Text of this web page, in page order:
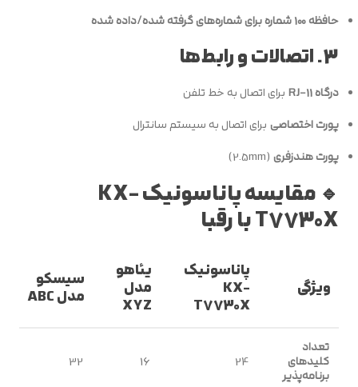
حافظه 100 شماره برای شماره‌های گرفته شده/داده شده
3. اتصالات و رابط‌ها
درگاه RJ-11
برای اتصال به خط تلفن
پورت اختصاصی برای اتصال به سیستم سانترال
پورت هندزفری (2.5mm)
🔹 مقایسه پاناسونیک KX-
T7730X با رقبا
ویژگی
پاناسونیک
KX-
T7730X
یئاهو
مدل
XYZ
سیسکو
مدل ABC
تعداد
کلیدهای
برنامه‌پذیر
24
16
32